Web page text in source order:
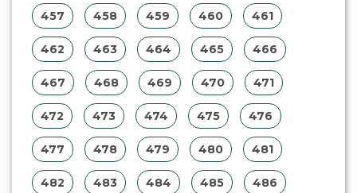
507 508 509 510 511
513 514 515 516 517
519 520 521 522 523
525 526 527 528 529
530 531 532 533 534